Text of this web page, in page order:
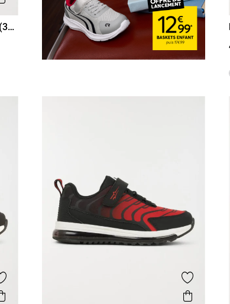
aux favoris
Aperçu rapide Ajouter
Aperçu